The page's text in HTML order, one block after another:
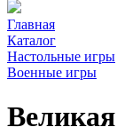
Главная
Каталог
Настольные игры
Военные игры